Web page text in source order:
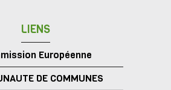
LIENS
Européenne
DE COMMUNES